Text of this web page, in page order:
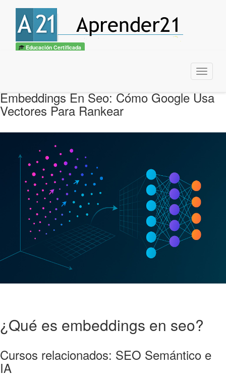
Educación Certificada
Menu
Embeddings En Seo: Cómo Google Usa
Vectores Para Rankear
¿Qué es embeddings en seo?
Cursos relacionados: SEO Semántico e
IA